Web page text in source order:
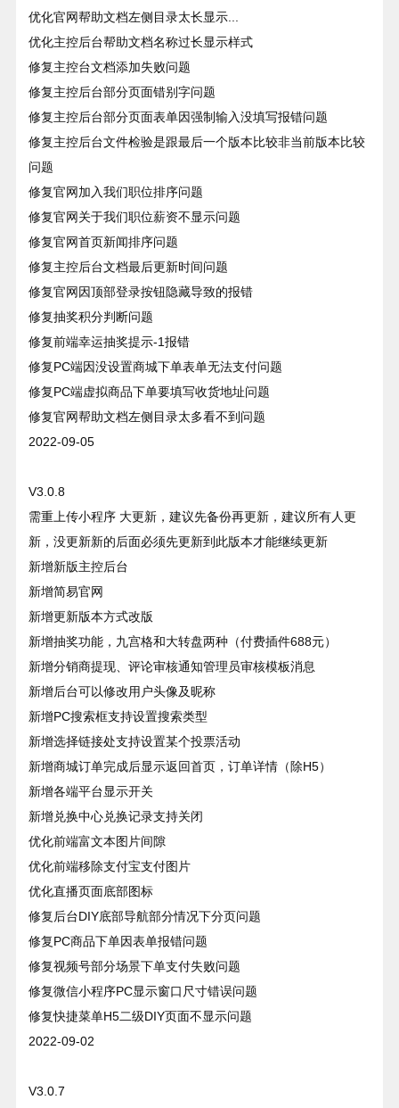
优化官网帮助文档左侧目录太长显示...
优化主控后台帮助文档名称过长显示样式
修复主控台文档添加失败问题
修复主控后台部分页面错别字问题
修复主控后台部分页面表单因强制输入没填写报错问题
修复主控后台文件检验是跟最后一个版本比较非当前版本比较
问题
修复官网加入我们职位排序问题
修复官网关于我们职位薪资不显示问题
修复官网首页新闻排序问题
修复主控后台文档最后更新时间问题
修复官网因顶部登录按钮隐藏导致的报错
修复抽奖积分判断问题
修复前端幸运抽奖提示-1报错
修复PC端因没设置商城下单表单无法支付问题
修复PC端虚拟商品下单要填写收货地址问题
修复官网帮助文档左侧目录太多看不到问题
2022-09-05
V3.0.8
需重上传小程序 大更新，建议先备份再更新，建议所有人更
新，没更新新的后面必须先更新到此版本才能继续更新
新增新版主控后台
新增简易官网
新增更新版本方式改版
新增抽奖功能，九宫格和大转盘两种（付费插件688元）
新增分销商提现、评论审核通知管理员审核模板消息
新增后台可以修改用户头像及昵称
新增PC搜索框支持设置搜索类型
新增选择链接处支持设置某个投票活动
新增商城订单完成后显示返回首页，订单详情（除H5）
新增各端平台显示开关
新增兑换中心兑换记录支持关闭
优化前端富文本图片间隙
优化前端移除支付宝支付图片
优化直播页面底部图标
修复后台DIY底部导航部分情况下分页问题
修复PC商品下单因表单报错问题
修复视频号部分场景下单支付失败问题
修复微信小程序PC显示窗口尺寸错误问题
修复快捷菜单H5二级DIY页面不显示问题
2022-09-02
V3.0.7